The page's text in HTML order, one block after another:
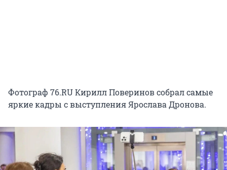
Фотограф 76.RU Кирилл Поверинов собрал самые
яркие кадры с выступления Ярослава Дронова.